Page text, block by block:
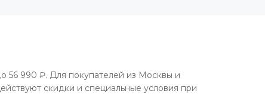
56 990 ₽. Для покупателей из Москвы и
скидки и специальные условия при